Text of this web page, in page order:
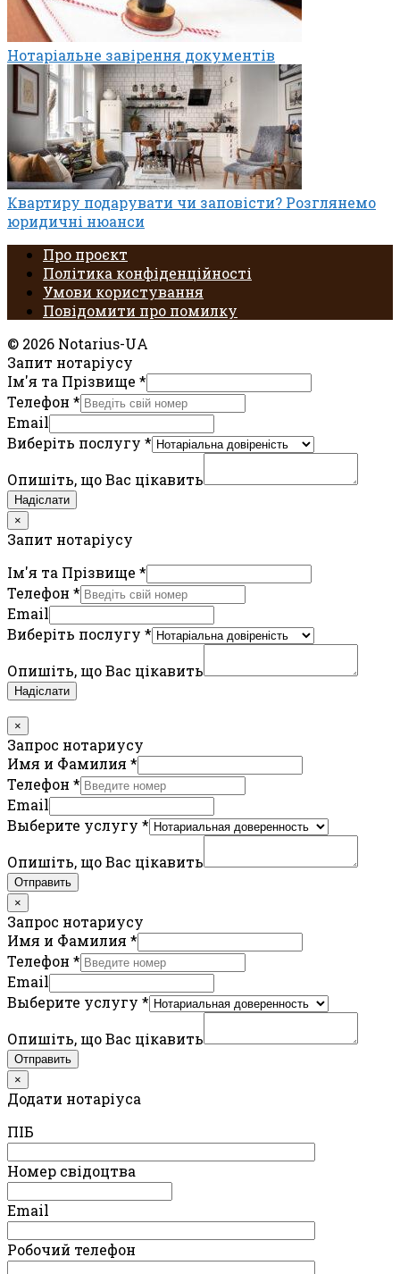
Нотаріальне завірення документів
Квартиру подарувати чи заповісти? Розглянемо
юридичні нюанси
Про проєкт
Політика конфіденційності
Умови користування
Повідомити про помилку
© 2026 Notarius-UA
Запит нотаріусу
Ім'я та Прізвище *
Телефон *
Email
Виберіть послугу *
Опишіть, що Вас цікавить
Надіслати
×
Запит нотаріусу
Ім'я та Прізвище *
Телефон *
Email
Виберіть послугу *
Опишіть, що Вас цікавить
Надіслати
×
Запрос нотариусу
Имя и Фамилия *
Телефон *
Email
Выберите услугу *
Опишіть, що Вас цікавить
Отправить
×
Запрос нотариусу
Имя и Фамилия *
Телефон *
Email
Выберите услугу *
Опишіть, що Вас цікавить
Отправить
×
Додати нотаріуса
ПIБ
Номер свідоцтва
Email
Робочий телефон